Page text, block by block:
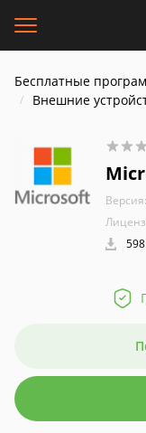
Бесплатные
Внешние
Версия: